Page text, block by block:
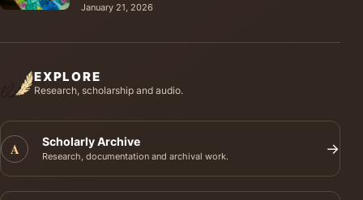
January 21, 2026
EXPLORE
Research, scholarship and audio.
A Scholarly Archive
Research, documentation and archival work. →